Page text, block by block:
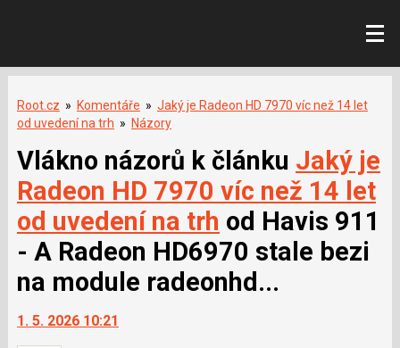
Root.cz » Komentáře » Jaký je Radeon HD 7970 víc než 14 let
od uvedení na trh » Názory
Vlákno názorů k článku Jaký je
Radeon HD 7970 víc než 14 let
od uvedení na trh od Havis 911
- A Radeon HD6970 stale bezi
na module radeonhd...
1. 5. 2026 10:21